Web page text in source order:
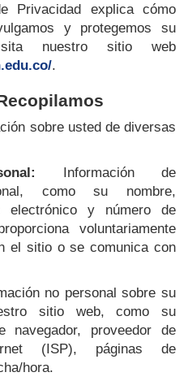
Privacidad explica cómo
y protegemos su
nuestro sitio web
.
sobre usted de diversas
Información de
como su nombre,
electrónico y número de
voluntariamente
el sitio o se comunica con
no personal sobre su
sitio web, como su
navegador, proveedor de
(ISP), páginas de
hora.